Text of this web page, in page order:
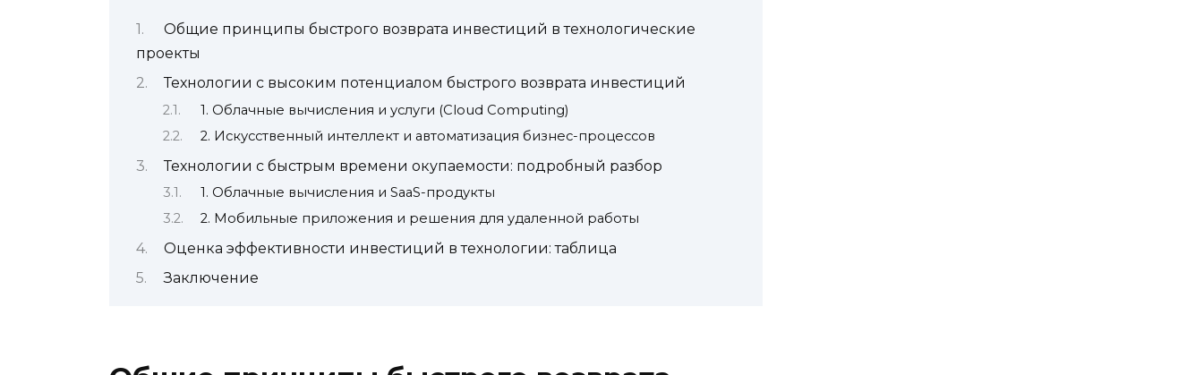
Общие принципы быстрого возврата инвестиций в технологические
проекты
Технологии с высоким потенциалом быстрого возврата инвестиций
1. Облачные вычисления и услуги (Cloud Computing)
2. Искусственный интеллект и автоматизация бизнес-процессов
Технологии с быстрым времени окупаемости: подробный разбор
1. Облачные вычисления и SaaS-продукты
2. Мобильные приложения и решения для удаленной работы
Оценка эффективности инвестиций в технологии: таблица
Заключение